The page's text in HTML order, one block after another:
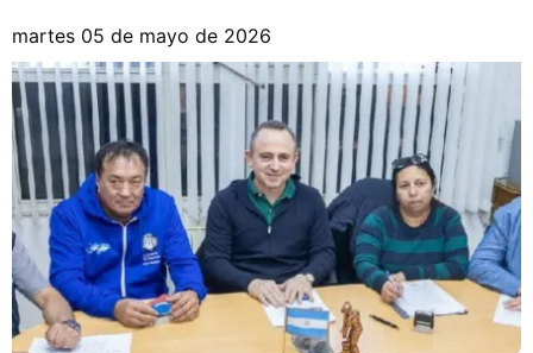
martes 05 de mayo de 2026